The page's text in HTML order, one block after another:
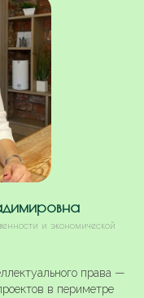
и экономической
права —
в периметре